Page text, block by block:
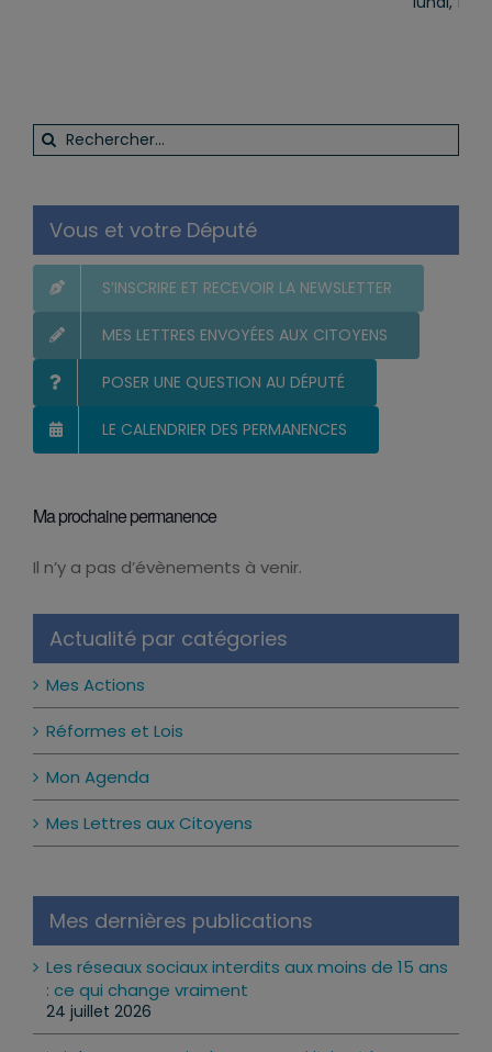
Rechercher:
Vous et votre Député
S’INSCRIRE ET RECEVOIR LA NEWSLETTER
MES LETTRES ENVOYÉES AUX CITOYENS
POSER UNE QUESTION AU DÉPUTÉ
LE CALENDRIER DES PERMANENCES
Ma prochaine permanence
Il n’y a pas d’évènements à venir.
Actualité par catégories
Mes Actions
Réformes et Lois
Mon Agenda
Mes Lettres aux Citoyens
Mes dernières publications
Les réseaux sociaux interdits aux moins de 15 ans
: ce qui change vraiment
24 juillet 2026